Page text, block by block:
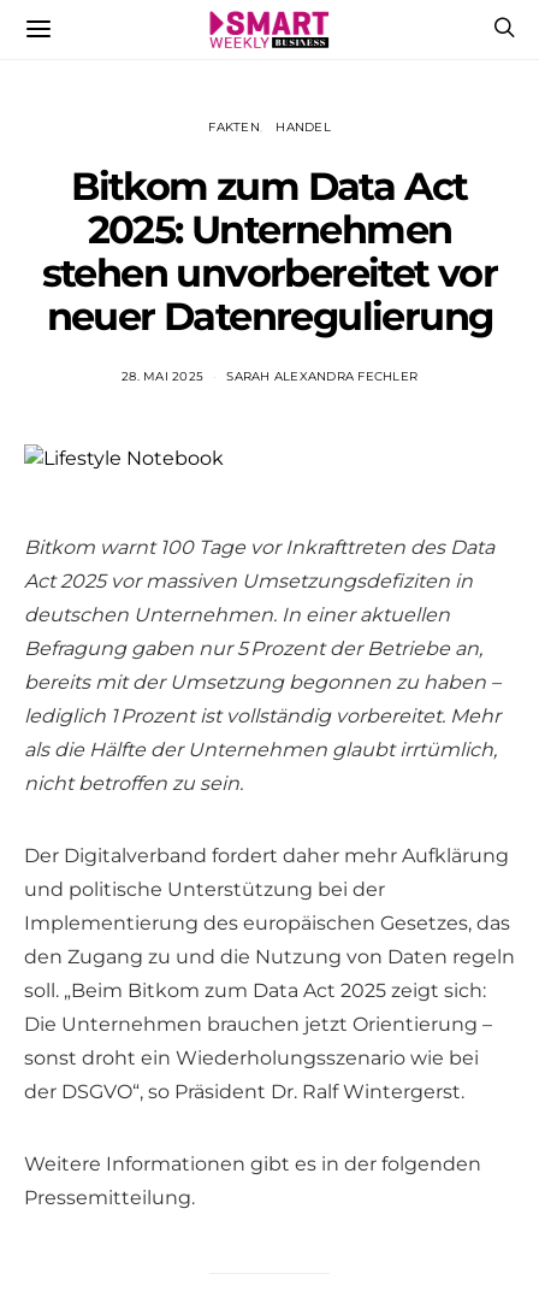
FAKTEN HANDEL
Bitkom zum Data Act
2025: Unternehmen
stehen unvorbereitet vor
neuer Datenregulierung
28. MAI 2025 SARAH ALEXANDRA FECHLER
Bitkom warnt 100 Tage vor Inkrafttreten des Data
Act 2025 vor massiven Umsetzungsdefiziten in
deutschen Unternehmen. In einer aktuellen
Befragung gaben nur 5 Prozent der Betriebe an,
bereits mit der Umsetzung begonnen zu haben –
lediglich 1 Prozent ist vollständig vorbereitet. Mehr
als die Hälfte der Unternehmen glaubt irrtümlich,
nicht betroffen zu sein.
Der Digitalverband fordert daher mehr Aufklärung
und politische Unterstützung bei der
Implementierung des europäischen Gesetzes, das
den Zugang zu und die Nutzung von Daten regeln
soll. „Beim Bitkom zum Data Act 2025 zeigt sich:
Die Unternehmen brauchen jetzt Orientierung –
sonst droht ein Wiederholungsszenario wie bei
der DSGVO“, so Präsident Dr. Ralf Wintergerst.
Weitere Informationen gibt es in der folgenden
Pressemitteilung.